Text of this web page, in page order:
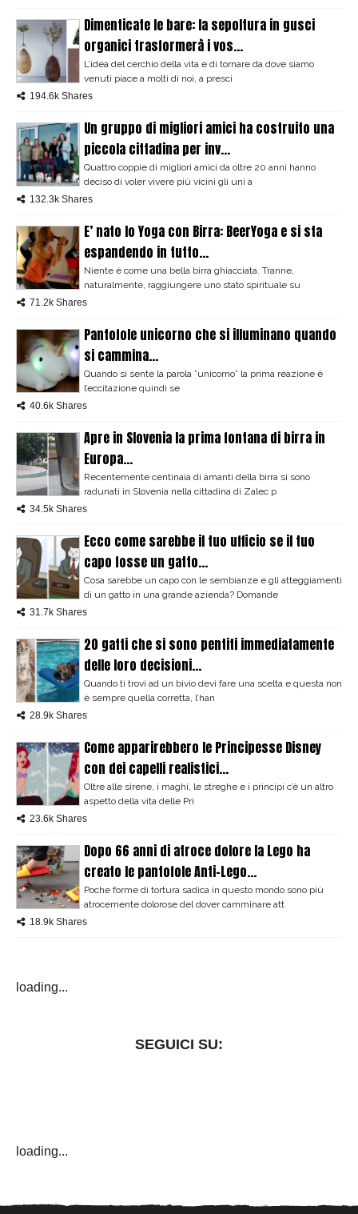
Dimenticate le bare: la sepoltura in gusci
organici trasformerà i vos...
L’idea del cerchio della vita e di tornare da dove siamo
venuti piace a molti di noi, a presci
194.6k Shares
Un gruppo di migliori amici ha costruito una
piccola cittadina per inv...
Quattro coppie di migliori amici da oltre 20 anni hanno
deciso di voler vivere più vicini gli uni a
132.3k Shares
E’ nato lo Yoga con Birra: BeerYoga e si sta
espandendo in tutto...
Niente è come una bella birra ghiacciata. Tranne,
naturalmente, raggiungere uno stato spirituale su
71.2k Shares
Pantofole unicorno che si illuminano quando
si cammina...
Quando si sente la parola ”unicorno” la prima reazione è
l’eccitazione quindi se
40.6k Shares
Apre in Slovenia la prima fontana di birra in
Europa...
Recentemente centinaia di amanti della birra si sono
radunati in Slovenia nella cittadina di Zalec p
34.5k Shares
Ecco come sarebbe il tuo ufficio se il tuo
capo fosse un gatto...
Cosa sarebbe un capo con le sembianze e gli atteggiamenti
di un gatto in una grande azienda? Domande
31.7k Shares
20 gatti che si sono pentiti immediatamente
delle loro decisioni...
Quando ti trovi ad un bivio devi fare una scelta e questa non
è sempre quella corretta, l’han
28.9k Shares
Come apparirebbero le Principesse Disney
con dei capelli realistici...
Oltre alle sirene, i maghi, le streghe e i principi c’è un altro
aspetto della vita delle Pri
23.6k Shares
Dopo 66 anni di atroce dolore la Lego ha
creato le pantofole Anti-Lego...
Poche forme di tortura sadica in questo mondo sono più
atrocemente dolorose del dover camminare att
18.9k Shares
loading...
SEGUICI SU:
loading...